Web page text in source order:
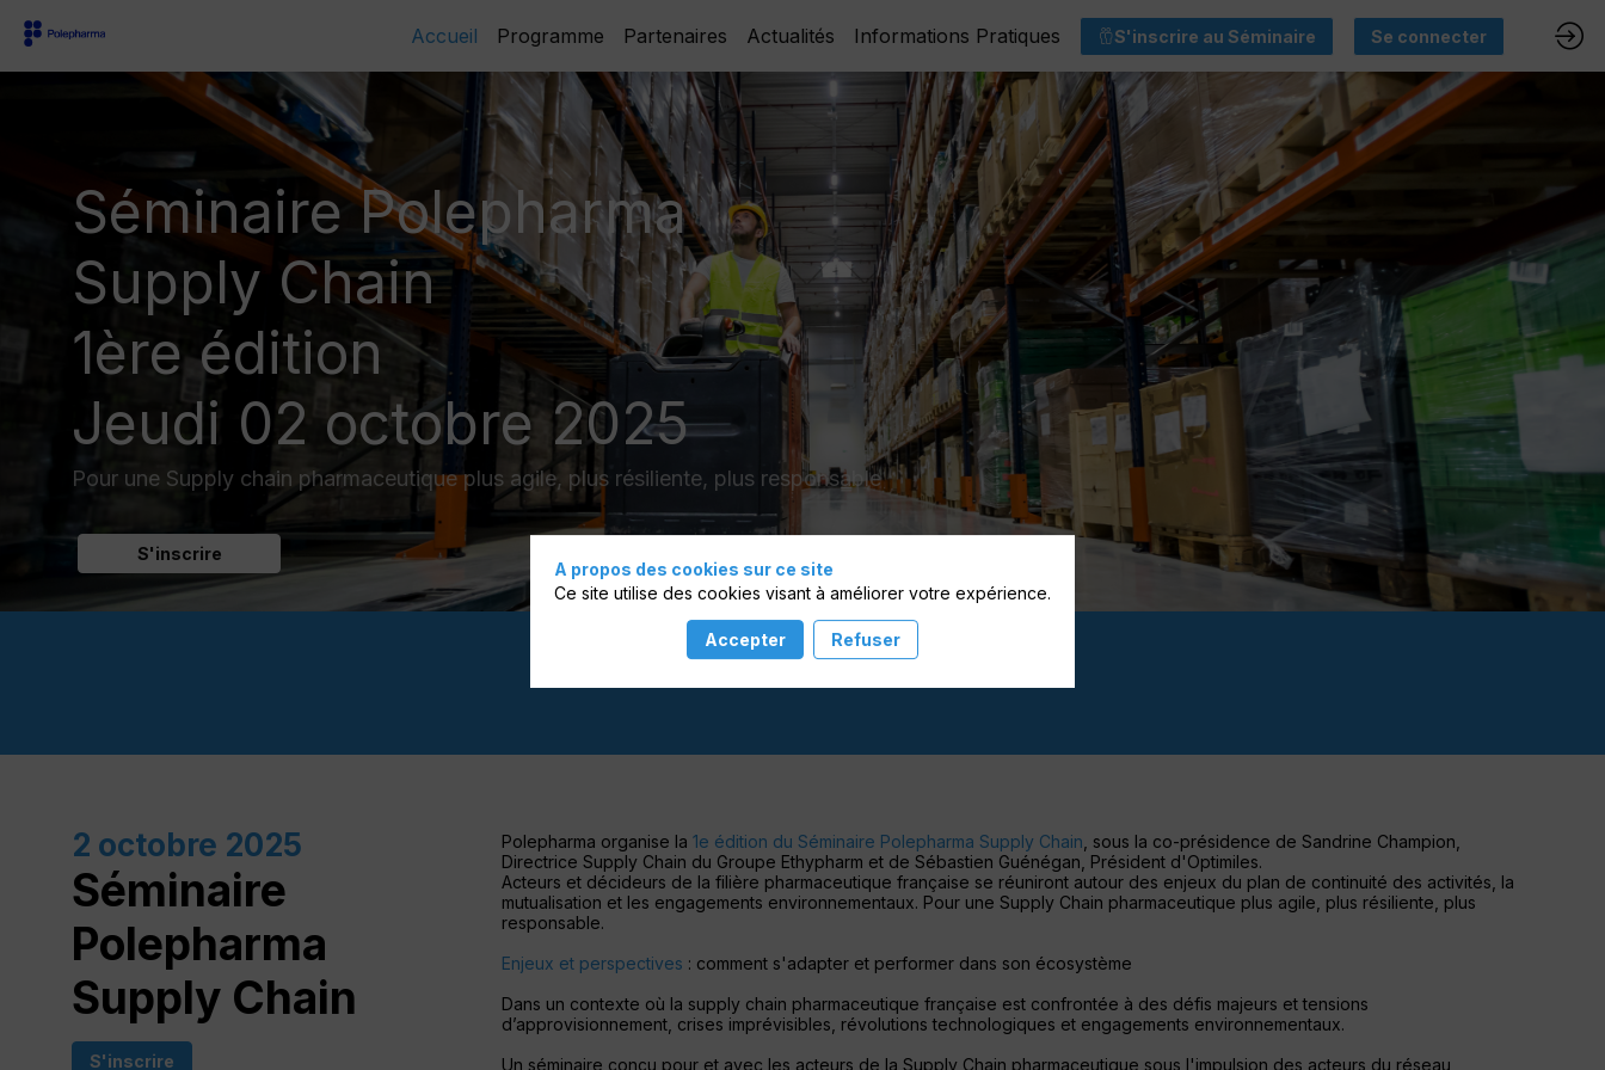
Accueil Programme Partenaires Actualités Informations Pratiques S'inscrire au Séminaire Se connecter
Séminaire Polepharma
Supply Chain
1ère édition
Jeudi 02 octobre 2025
Pour une Supply chain pharmaceutique plus agile, plus résiliente, plus responsable
S'inscrire
2 octobre 2025
Séminaire
Polepharma
Supply Chain
S'inscrire
Polepharma organise la 1e édition du Séminaire Polepharma Supply Chain , sous la co-présidence de Sandrine Champion,
Directrice Supply Chain du Groupe Ethypharm et de Sébastien Guénégan, Président d'Optimiles.
Acteurs et décideurs de la filière pharmaceutique française se réuniront autour des enjeux du plan de continuité des activités, la
mutualisation et les engagements environnementaux. Pour une Supply Chain pharmaceutique plus agile, plus résiliente, plus
responsable.
Enjeux et perspectives : comment s'adapter et performer dans son écosystème
Dans un contexte où la supply chain pharmaceutique française est confrontée à des défis majeurs et tensions
d’approvisionnement, crises imprévisibles, révolutions technologiques et engagements environnementaux.
Un séminaire conçu pour et avec les acteurs de la Supply Chain pharmaceutique sous l'impulsion des acteurs du réseau
A propos des cookies sur ce site
Ce site utilise des cookies visant à améliorer votre expérience.
Accepter Refuser